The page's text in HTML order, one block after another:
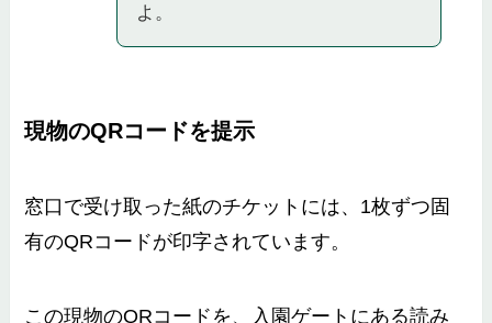
よ。
現物のQRコードを提示
窓口で受け取った紙のチケットには、1枚ずつ固
有のQRコードが印字されています。
この現物のQRコードを、入園ゲートにある読み